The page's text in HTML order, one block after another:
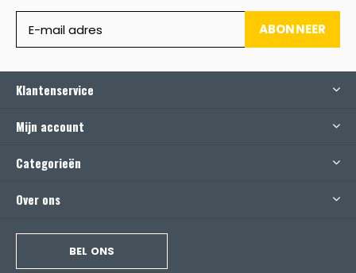
ABONNEER
Klantenservice
Mijn account
Categorieën
Over ons
BEL ONS